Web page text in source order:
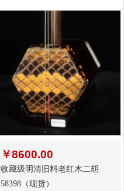
￥8600.00
收藏级明清旧料老红木二胡
58398（现货）